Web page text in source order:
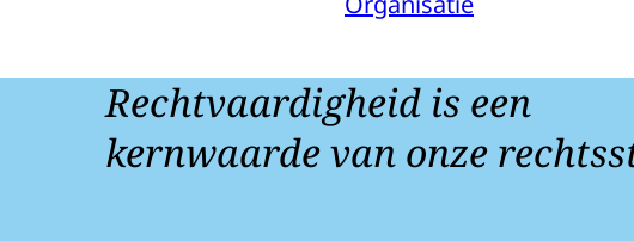
Rechtvaardigheid is een
kernwaarde van onze